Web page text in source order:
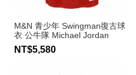
M&N 青少年 Swingman復古球
衣 公牛隊 Michael Jordan
NT$5,580